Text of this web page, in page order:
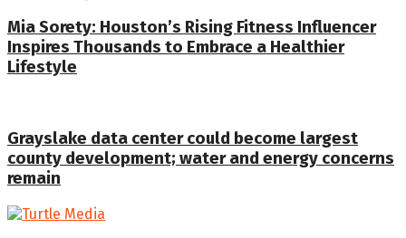
Mia Sorety: Houston’s Rising Fitness Influencer
Inspires Thousands to Embrace a Healthier
Lifestyle
Grayslake data center could become largest
county development; water and energy concerns
remain